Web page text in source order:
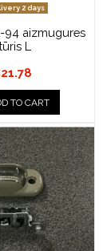
2 days
94 aizmugures
L
TO CART